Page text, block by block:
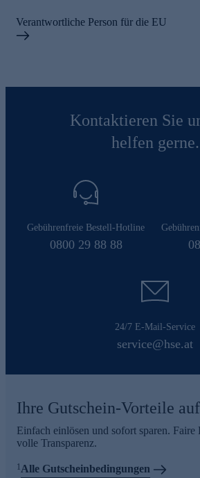
Verantwortliche Person für die EU
Kontaktieren Sie
helfen gerne.
Gebührenfreie Bestell-Hotline
0800 29 88 88
24/7 E-Mail-Service
service@hse.at
Ihre Gutschein-Vorteile
Einfach einlösen und sofort sparen. Faire
volle Transparenz.
1 Alle Gutscheinbedingungen